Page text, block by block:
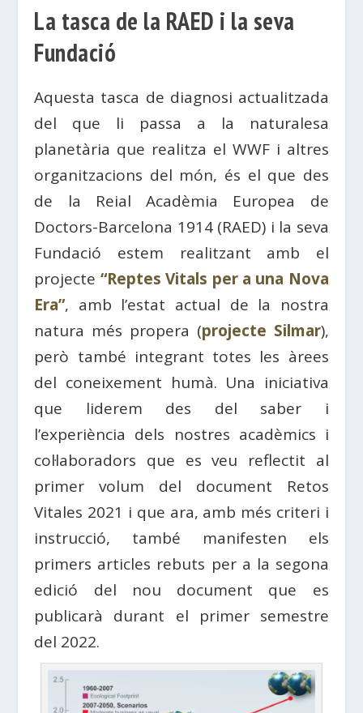
La tasca de la RAED i la seva
Fundació
Aquesta tasca de diagnosi actualitzada
del que li passa a la naturalesa
planetària que realitza el WWF i altres
organitzacions del món, és el que des
de la Reial Acadèmia Europea de
Doctors-Barcelona 1914 (RAED) i la seva
Fundació estem realitzant amb el
projecte “Reptes Vitals per a una Nova
Era”, amb l’estat actual de la nostra
natura més propera (projecte Silmar),
però també integrant totes les àrees
del coneixement humà. Una iniciativa
que liderem des del saber i
l’experiència dels nostres acadèmics i
col·laboradors que es veu reflectit al
primer volum del document Retos
Vitales 2021 i que ara, amb més criteri i
instrucció, també manifesten els
primers articles rebuts per a la segona
edició del nou document que es
publicarà durant el primer semestre
del 2022.